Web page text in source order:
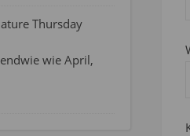
Thursday
wie April,